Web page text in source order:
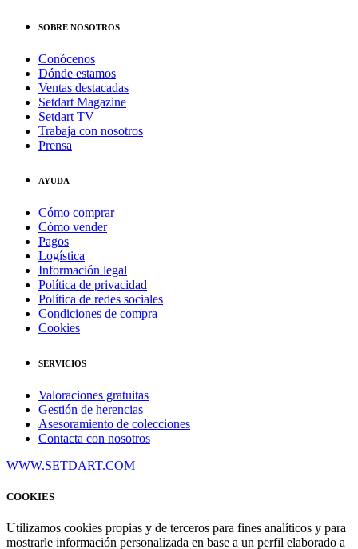
SOBRE NOSOTROS
Conócenos
Dónde estamos
Ventas destacadas
Setdart Magazine
Setdart TV
Trabaja con nosotros
Prensa
AYUDA
Cómo comprar
Cómo vender
Pagos
Logística
Información legal
Política de privacidad
Política de redes sociales
Condiciones de compra
Cookies
SERVICIOS
Valoraciones gratuitas
Gestión de herencias
Asesoramiento de colecciones
Contacta con nosotros
WWW.SETDART.COM
COOKIES
Utilizamos cookies propias y de terceros para fines analíticos y para
mostrarle información personalizada en base a un perfil elaborado a